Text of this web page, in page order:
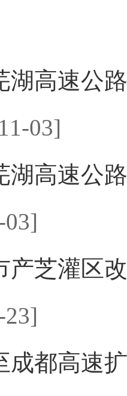
湖高速公
03]
湖高速公
03]
产芝灌区
23]
成都高速